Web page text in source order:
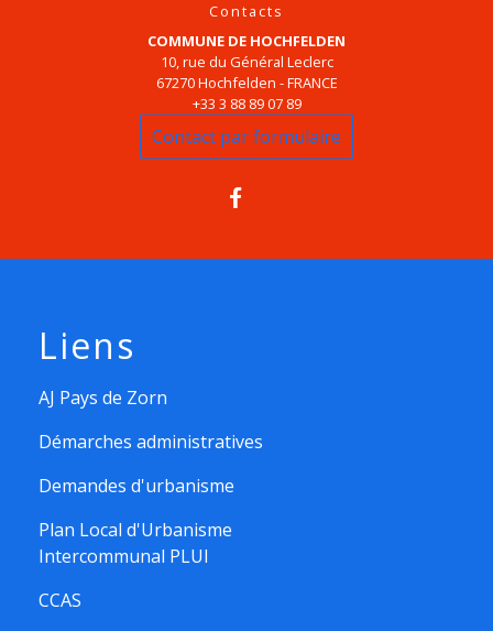
Contacts
COMMUNE DE HOCHFELDEN
10, rue du Général Leclerc
67270 Hochfelden - FRANCE
+33 3 88 89 07 89
Contact par formulaire
Liens
AJ Pays de Zorn
Démarches administratives
Demandes d'urbanisme
Plan Local d'Urbanisme
Intercommunal PLUI
CCAS